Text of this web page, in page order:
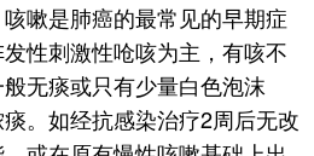
嗽是肺癌的最常见的早期症
性刺激性呛咳为主，有咳不
无痰或只有少量白色泡沫
。如经抗感染治疗2周后无改